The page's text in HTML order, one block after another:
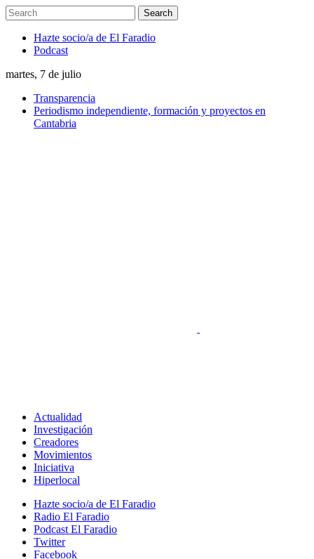
Hazte socio/a de El Faradio
Podcast
martes, 7 de julio
Transparencia
Periodismo independiente, formación y proyectos en
Cantabria
Actualidad
Investigación
Creadores
Movimientos
Iniciativa
Hiperlocal
Hazte socio/a de El Faradio
Radio El Faradio
Podcast El Faradio
Twitter
Facebook